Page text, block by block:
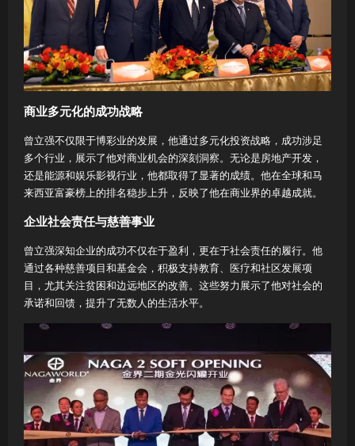
商业多元化的成功战略
曾立强不仅限于博彩业的发展，他通过多元化投资战略，成功涉足
多个行业，展示了他对商业机会的深刻洞察。无论是房地产开发，
还是能源和娱乐影视行业，他都取得了显著的成绩。他在全球和马
来西亚富豪榜上的排名稳步上升，反映了他在商业界的卓越成就。
企业社会责任与慈善事业
曾立强深知企业的成功不仅在于盈利，更在于社会责任的履行。他
通过各种慈善项目和基金会，积极支持教育、医疗和社区发展项
目，尤其关注贫困和边远地区的改善。这些努力展示了他对社会的
承诺和回馈，提升了无数人的生活水平。